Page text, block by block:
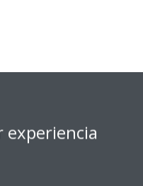
experiencia